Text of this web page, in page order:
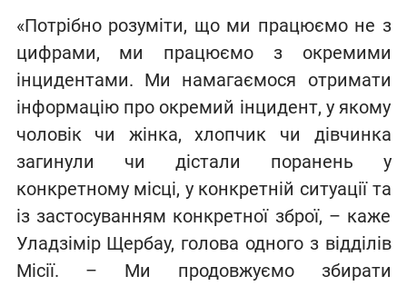
«Потрібно розуміти, що ми працюємо не з
цифрами, ми працюємо з окремими
інцидентами. Ми намагаємося отримати
інформацію про окремий інцидент, у якому
чоловік чи жінка, хлопчик чи дівчинка
загинули чи дістали поранень у
конкретному місці, у конкретній ситуації та
із застосуванням конкретної зброї, – каже
Уладзімір Щербау, голова одного з відділів
Місії. – Ми продовжуємо збирати